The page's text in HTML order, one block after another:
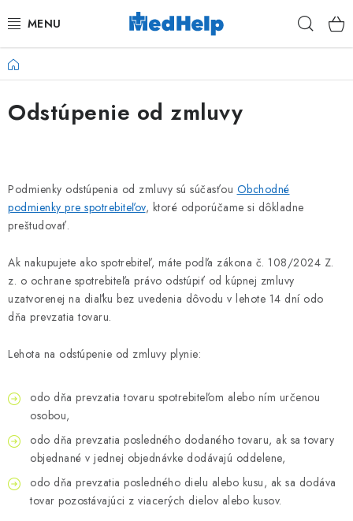
na
MASÁŽE
KOZMETIKA
KADERNÍCTVO
MANIKÚRA
TETOVANIE
FITNESS A REHABILITÁCIA
ZDRAVOTNÍCKE POTREBY
AKCIA
VÝPREDAJ
NOVINKY
Domov
Odstúpenie od zmluvy
Podmienky odstúpenia od zmluvy sú súčasťou Obchodné
podmienky pre spotrebiteľov, ktoré odporúčame si dôkladne
preštudovať.
Ak nakupujete ako spotrebiteľ, máte podľa zákona č. 108/2024 Z.
z. o ochrane spotrebiteľa právo odstúpiť od kúpnej zmluvy
uzatvorenej na diaľku bez uvedenia dôvodu v lehote 14 dní odo
dňa prevzatia tovaru.
Lehota na odstúpenie od zmluvy plynie:
odo dňa prevzatia tovaru spotrebiteľom alebo ním určenou
osobou,
odo dňa prevzatia posledného dodaného tovaru, ak sa tovary
objednané v jednej objednávke dodávajú oddelene,
odo dňa prevzatia posledného dielu alebo kusu, ak sa dodáva
tovar pozostávajúci z viacerých dielov alebo kusov.